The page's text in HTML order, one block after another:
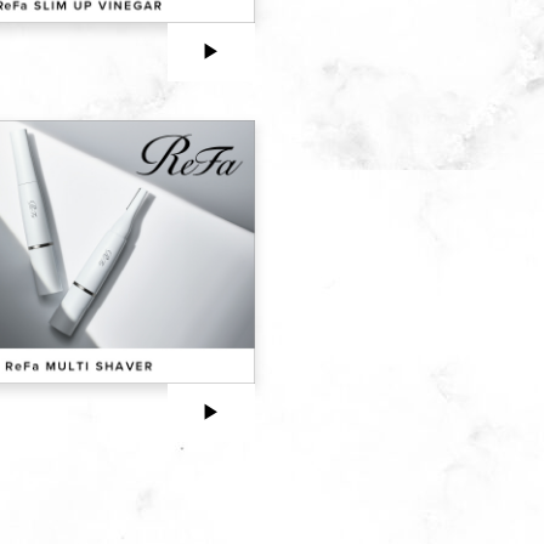
▶︎
▶︎